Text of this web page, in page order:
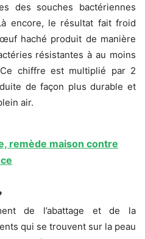
des souches bactériennes
encore, le résultat fait froid
haché produit de manière
résistantes à au moins
Ce chiffre est multiplié par 2
de façon plus durable et
air.
remède maison contre
de l’abattage et de la
qui se trouvent sur la peau